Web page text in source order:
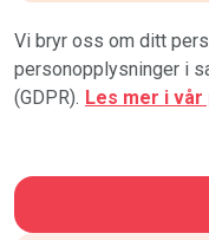
Vi bryr oss om ditt
personopplysninger i
(GDPR). Les mer i